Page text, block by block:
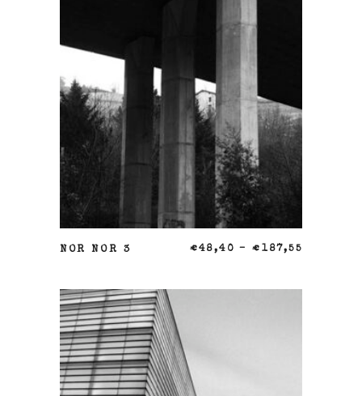
SELECCIONAR OPCIONES
NOR NOR 3 €48,40 –€ 187,55